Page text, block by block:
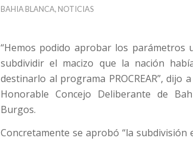
BAHIA BLANCA, NOTICIAS
“Hemos podido aprobar los parámetros
subdividir el macizo que la nación
destinarlo al programa PROCREAR”, dijo a
Honorable Concejo Deliberante de
Burgos.
Concretamente se aprobó “la subdivisión